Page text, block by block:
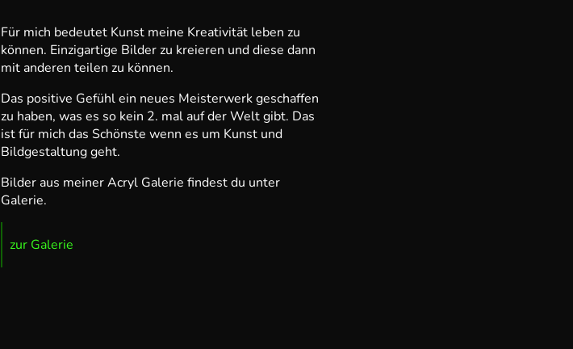
Für mich bedeutet Kunst meine Kreativität leben zu
können. Einzigartige Bilder zu kreieren und diese dann
mit anderen teilen zu können.
Das positive Gefühl ein neues Meisterwerk geschaffen
zu haben, was es so kein 2. mal auf der Welt gibt. Das
ist für mich das Schönste wenn es um Kunst und
Bildgestaltung geht.
Bilder aus meiner Acryl Galerie findest du unter
Galerie.
zur Galerie